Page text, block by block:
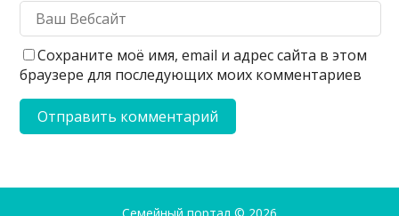
Сохраните моё имя, email и адрес сайта в этом
браузере для последующих моих комментариев